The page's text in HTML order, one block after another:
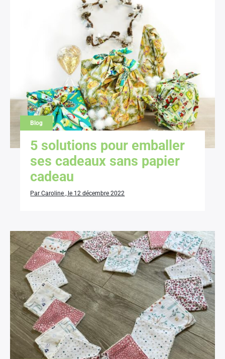
Blog
5 solutions pour emballer
ses cadeaux sans papier
cadeau
Par Caroline , le 12 décembre 2022